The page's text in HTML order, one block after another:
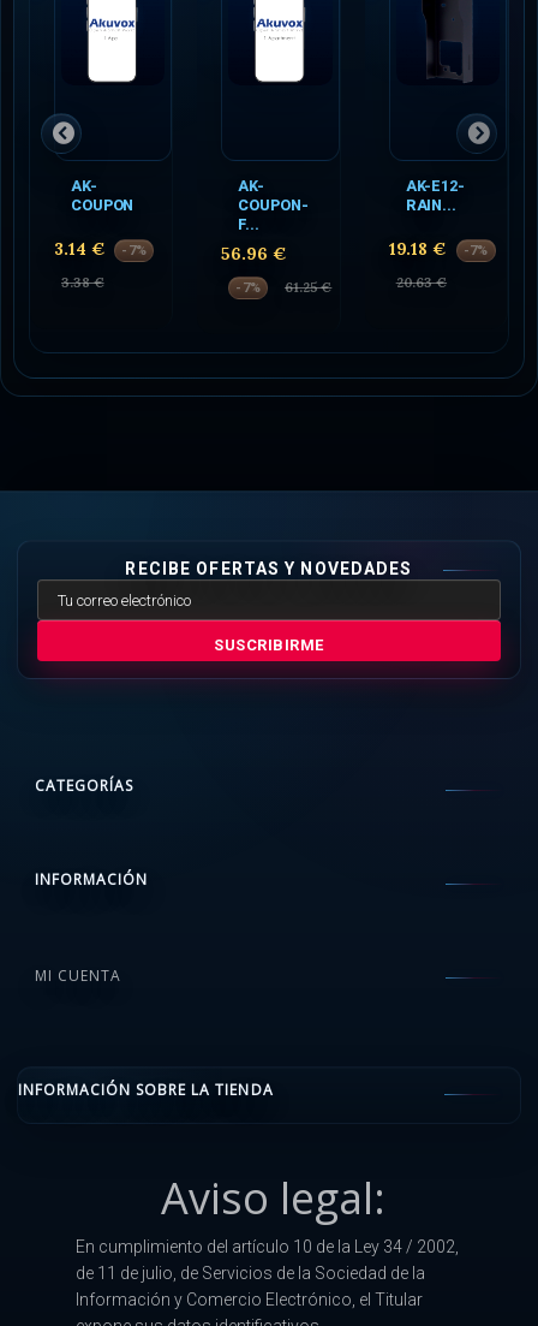
AK-
COUPON
3.14 € -7%
3.38 €
AK-
COUPON-
F...
56.96 €
-7% 61.25 €
AK-E12-
RAIN...
19.18 € -7%
20.63 €
RECIBE OFERTAS Y NOVEDADES
SUSCRIBIRME
CATEGORÍAS
INFORMACIÓN
MI CUENTA
INFORMACIÓN SOBRE LA TIENDA
Aviso legal:
En cumplimiento del artículo 10 de la Ley 34 / 2002,
de 11 de julio, de Servicios de la Sociedad de la
Información y Comercio Electrónico, el Titular